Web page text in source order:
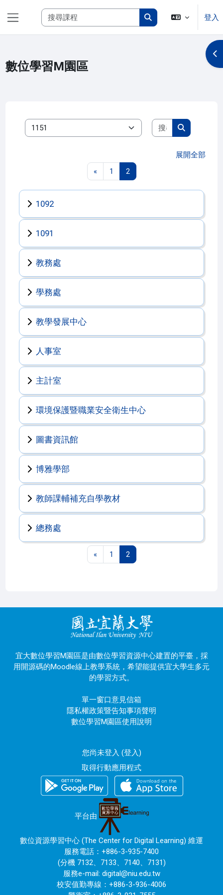
搜尋課程
搜尋課程
登入
數位學習M園區
開
課程類別
搜尋課程
搜尋課程
展開全部
«上一頁
1 第 1 頁
2第 2 頁
1092
1091
教務處
學務處
教學發展中心
人事室
主計室
環境保護暨職業安全衛生中心
圖書資訊館
博雅學部
教師課輔補充自學教材
總務處
«上一頁
1 第 1 頁
2第 2 頁
宜大數位學習M園區是由數位學習資源中心建置的平臺，採
用開源碼的Moodle線上教學系統，希望能提供宜大學生多元
的學習方式。
單一窗口意見信箱
隱私權政策暨告知事項聲明
數位學習M園區使用說明
您尚未登入 (登入)
取得行動應用程式
平台由
數位資源學習中心 (The Center for Digital Learning) 維運
服務電話：+886-3-935-7400
(分機 7132、7133、7140、7131)
服務e-mail: digital@niu.edu.tw
校安值勤專線：+886-3-936-4006